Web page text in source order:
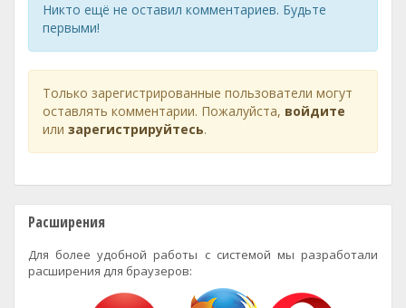
Никто ещё не оставил комментариев. Будьте
первыми!
Только зарегистрированные пользователи могут
оставлять комментарии. Пожалуйста, войдите
или зарегистрируйтесь.
Расширения
Для более удобной работы с системой мы разработали
расширения для браузеров: